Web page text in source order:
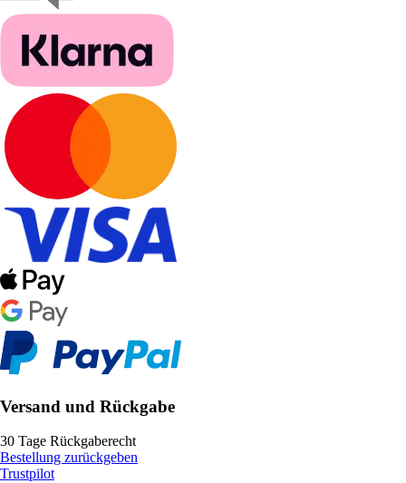
Versand und Rückgabe
30 Tage Rückgaberecht
Bestellung zurückgeben
Trustpilot